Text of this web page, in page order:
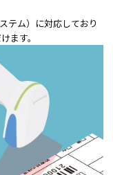
テム）に対応しており
ます。